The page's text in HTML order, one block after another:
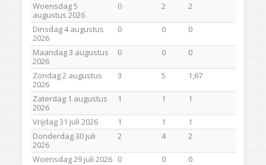
Woensdag 5
augustus 2026
0 2 2
Dinsdag 4 augustus
2026
0 0 0
Maandag 3 augustus
2026
0 0 0
Zondag 2 augustus
2026
3 5 1,67
Zaterdag 1 augustus
2026
1 1 1
Vrijdag 31 juli 2026 1 1
1
Donderdag 30 juli
2026
2 4 2
Woensdag 29 juli 2026 0 0
0